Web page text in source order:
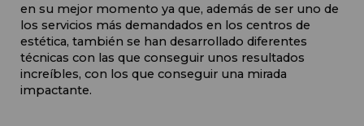
en su mejor momento ya que, además de ser uno de
los servicios más demandados en los centros de
estética, también se han desarrollado diferentes
técnicas con las que conseguir unos resultados
increíbles, con los que conseguir una mirada
impactante.